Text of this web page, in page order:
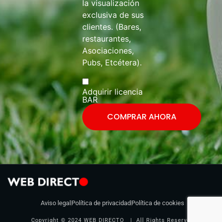
la visualización
exclusiva de sus
clientes. (Bares,
restaurantes,
Asociaciones,
Pubs, Etcétera).
Adquirir licencia
BAR
COMPRAR AHORA
Aviso legal Política de privacidad Política de cookies
Copyright © 2024 WEB DIRECTO | All Rights Reserved